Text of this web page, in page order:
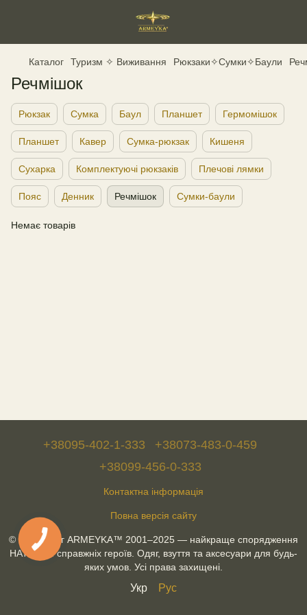
Каталог Туризм ✧ Виживання Рюкзаки✧Сумки✧Баули
Речмішок
Рюкзак Сумка Баул Планшет Гермомішок
Планшет Кавер Сумка-рюкзак Кишеня
Сухарка Комплектуючі рюкзаків Плечові лямки
Пояс Денник Речмішок Сумки-баули
Немає товарів
+38095-402-1-333
+38073-483-0-459
+38099-456-0-333
Контактна інформація
Повна версія сайту
© Військторг ARMEYKA™ 2001–2025 — найкраще спорядження
НАТО для справжніх героїв. Одяг, взуття та аксесуари для будь-
яких умов. Усі права захищені.
Укр Рус